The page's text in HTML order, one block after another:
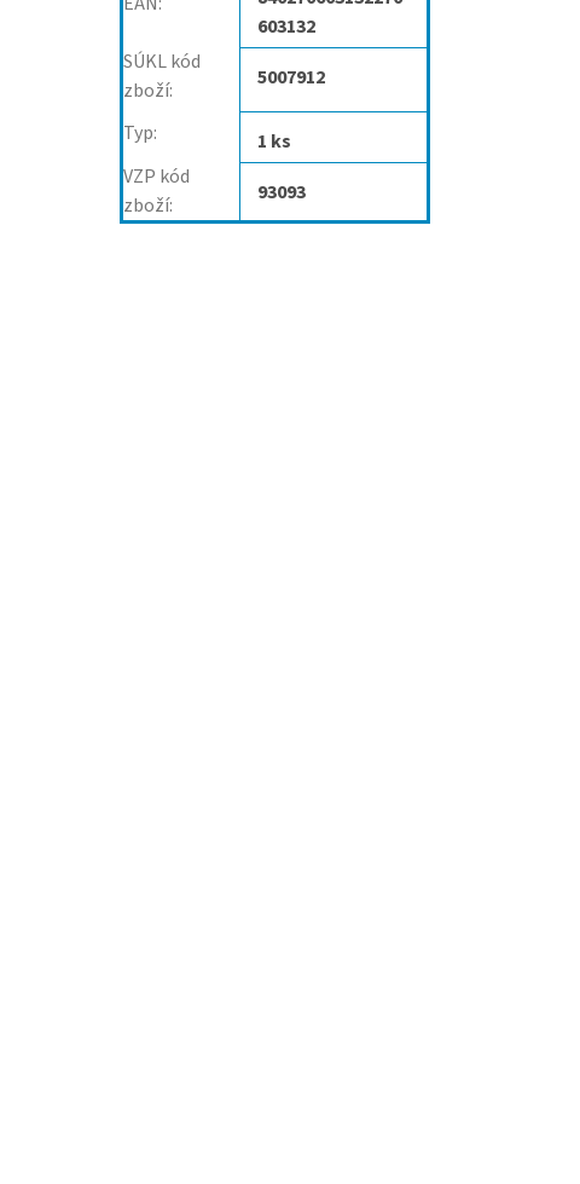
603132
SÚKL kód
zboží: 5007912
Typ:
1 ks
VZP kód
zboží: 93093